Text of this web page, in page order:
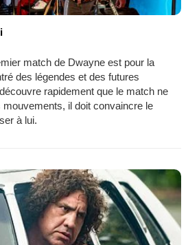
match de Dwayne est pour la
des légendes et des futures
rapidement que le match ne
il doit convaincre le
à lui.